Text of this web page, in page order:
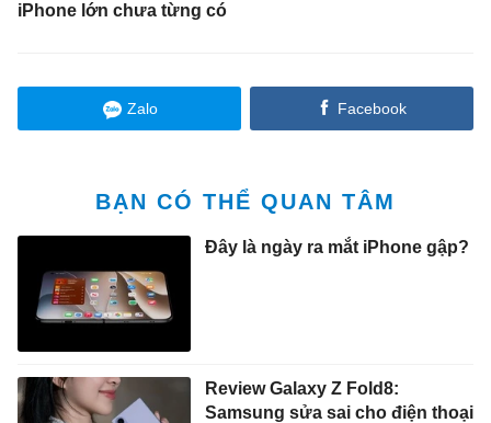
iPhone lớn chưa từng có
Zalo Facebook
BẠN CÓ THỂ QUAN TÂM
Đây là ngày ra mắt iPhone gập?
Review Galaxy Z Fold8:
Samsung sửa sai cho điện thoại